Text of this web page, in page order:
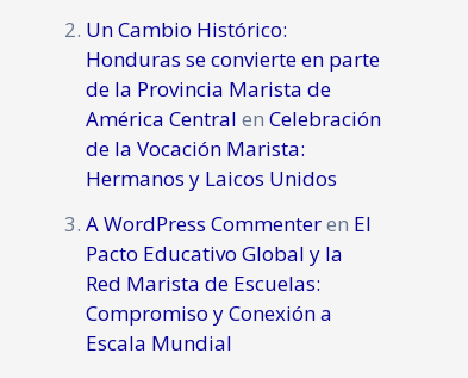
Un Cambio Histórico:
Honduras se convierte en parte
de la Provincia Marista de
América Central en Celebración
de la Vocación Marista:
Hermanos y Laicos Unidos
A WordPress Commenteren El
Pacto Educativo Global y la
Red Marista de Escuelas:
Compromiso y Conexión a
Escala Mundial